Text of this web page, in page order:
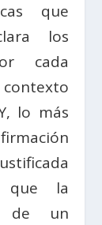
que
los
cada
lo más
que la
de un